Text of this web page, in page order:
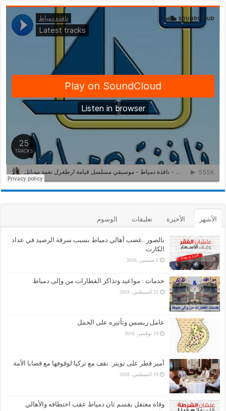
الأشهر الأخيرة تعليقات الوسوم
بالصور ..غضب أهالي دمياط بسبب سرقة الرصيد في عداد
الكارت
1 سبتمبر، 2016
خدمات : مواعيد وتذاكر القطارات من وإلى دمياط
22 أغسطس، 2019
عامل ريسس وتأثيره على الحمل
19 نوفمبر، 2016
أمير قطر على تويتر: نقف مع تركيا لوقوفها مع قضايا الأمة
19 أغسطس، 2018
وفاة معتقل بقسم ثان دمياط عقب اختطافه والأهالي